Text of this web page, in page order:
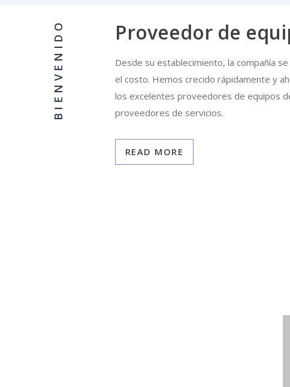
BIENVENIDO Proveedor de
Desde su establecimiento, la compañía
el costo. Hemos crecido rápidamente y
los excelentes proveedores de equipos
proveedores de servicios.
READ MORE